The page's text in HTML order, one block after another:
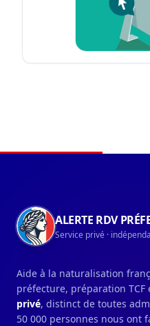
Navigation du pied de page
ALERTE RDV
Service privé ·
Aide à la naturalisation
préfecture, préparation TCF
privé, distinct de toutes
50 000 personnes nous ont